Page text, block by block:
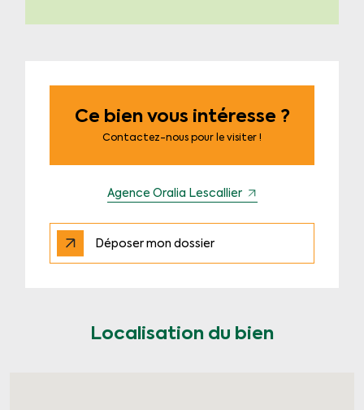
Ce bien vous intéresse ?
Contactez-nous pour le visiter !
Agence Oralia Lescallier
Déposer mon dossier
Localisation du bien